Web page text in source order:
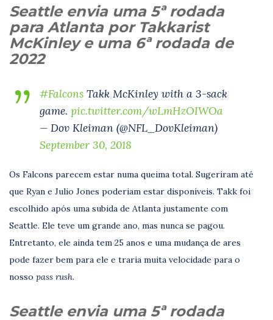
Seattle envia uma 5ª rodada
para Atlanta por Takkarist
McKinley e uma 6ª rodada de
2022
#Falcons Takk McKinley with a 3-sack
game. pic.twitter.com/wLmHzOIWOa
— Dov Kleiman (@NFL_DovKleiman)
September 30, 2018
Os Falcons parecem estar numa queima total. Sugeriram até
que Ryan e Julio Jones poderiam estar disponíveis. Takk foi
escolhido após uma subida de Atlanta justamente com
Seattle. Ele teve um grande ano, mas nunca se pagou.
Entretanto, ele ainda tem 25 anos e uma mudança de ares
pode fazer bem para ele e traria muita velocidade para o
nosso pass rush.
Seattle envia uma 5ª rodada